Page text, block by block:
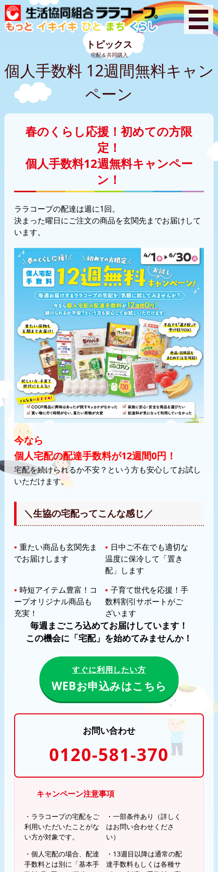
トピックス
宅配＆共同購入
個人手数料 12週間無料キャン
ペーン
春のくらし応援！初めての方限
定！
個人手数料12週無料キャンペー
ン！
ララコープの配達は週に1回。
決まった曜日にご注文の商品を玄関先までお届けして
います。
今なら
個人宅配の配達手数料が12週間0円！
宅配を続けられるか不安？という方も安心してお試し
いただけます。
＼生協の宅配ってこんな感じ／
▪ 重たい商品も玄関先ま
でお届けします
▪ 日中ご不在でも適切な
温度に保冷して「置き
配」します
▪ 時短アイテム豊富！コ
ープオリジナル商品も
充実！
▪ 子育て世代を応援！手
数料割引サポートがご
ざいます
毎週まごころ込めてお届けしています！
この機会に「宅配」を始めてみませんか！
すぐに利用したい方
WEBお申込みはこちら
お問い合わせ
0120-581-370
キャンペーン注意事項
・ララコープの宅配をご
利用いただいたことがな
い方が対象です。
・一部条件あり（詳しく
はお問い合わせくださ
い）
・個人宅配の場合、配達
手数料とは別に「基本手
・13週目以降は通常の配
達手数料もしくは各種サ